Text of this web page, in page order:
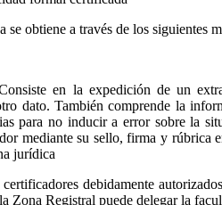
obtiene a través de los siguientes
en la expedición de un
dato. También comprende la
para no inducir a error sobre la
mediante su sello, firma y
jurídica
debidamente
Zona Registral puede delegar la